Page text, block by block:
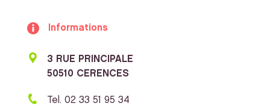
Informations
3 RUE PRINCIPALE
50510 CERENCES
Tel. 02 33 51 95 34